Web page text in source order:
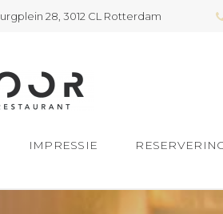
28, 3012 CL Rotterdam
IMPRESSIE